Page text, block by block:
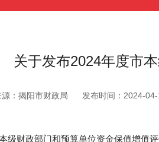
关于发布2024年度市
源：揭阳市财政局 发布时间：2024-
级财政部门和预算单位资金保值增值